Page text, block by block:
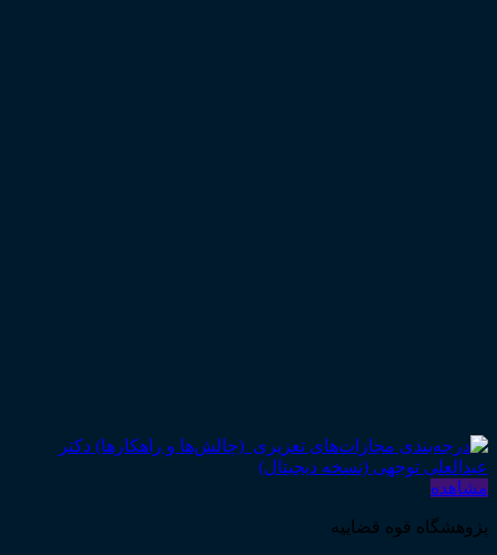
مشاهده
پژوهشگاه قوه قضاییه